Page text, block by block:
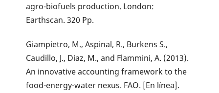
agro-biofuels production. London:
Earthscan. 320 Pp.
Giampietro, M., Aspinal, R., Burkens S.,
Caudillo, J., Diaz, M., and Flammini, A. (2013).
An innovative accounting framework to the
food-energy-water nexus. FAO. [En línea].